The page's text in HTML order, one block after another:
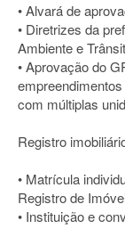
• Alvará de
• Diretrizes da
Ambiente e
• Aprovação do
com múltiplas
Registro
• Matrícula
Registro de
• Instituição e